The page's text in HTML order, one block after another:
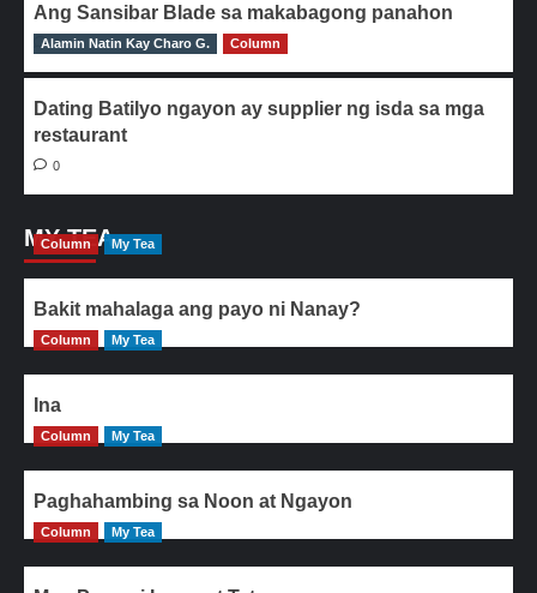
Ang Sansibar Blade sa makabagong panahon
0
Alamin Natin Kay Charo G. Column
Dating Batilyo ngayon ay supplier ng isda sa mga
restaurant
0
MY TEA
Column My Tea
Bakit mahalaga ang payo ni Nanay?
Column My Tea
Ina
Column My Tea
Paghahambing sa Noon at Ngayon
Column My Tea